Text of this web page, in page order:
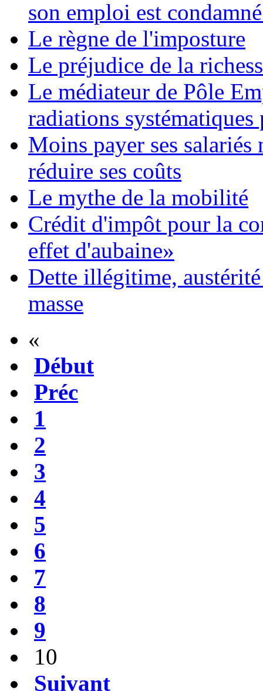
son emploi est
Le règne de l'imposture
Le préjudice de la
Le médiateur de Pôle
radiations
Moins payer ses salariés
réduire ses coûts
Le mythe de la mobilité
Crédit d'impôt pour la
effet d'aubaine»
Dette illégitime,
masse
«
Début
Préc
1
2
3
4
5
6
7
8
9
10
Suivant